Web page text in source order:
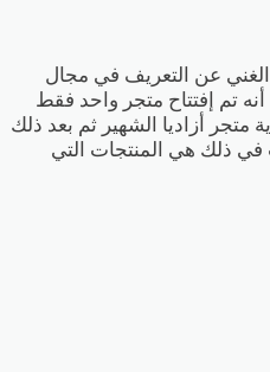
الغني عن التعريف في مجال
عام 1978 حيث أنه تم إفتتاح متجر واحد فقط
متجر أزاديا الشهير ثم بعد ذلك
في ذلك هي المنتجات التي